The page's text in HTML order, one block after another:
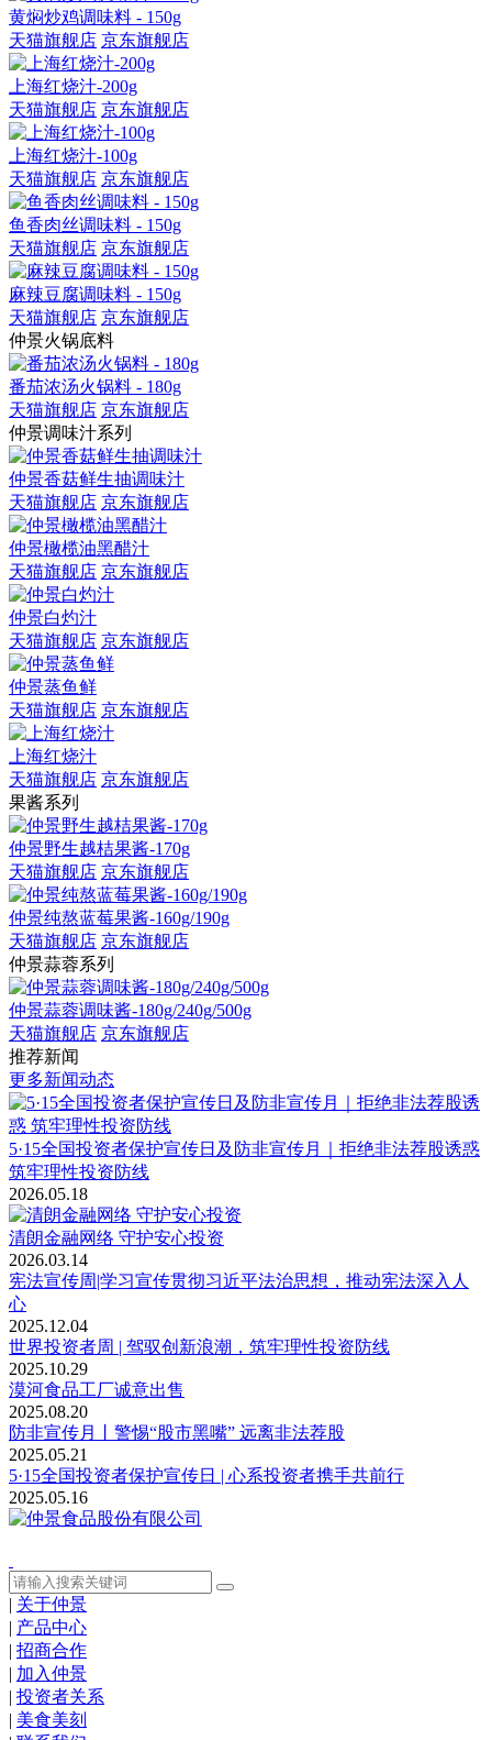
黄焖炒鸡调味料 - 150g
天猫旗舰店 京东旗舰店
上海红烧汁-200g
天猫旗舰店 京东旗舰店
上海红烧汁-100g
天猫旗舰店 京东旗舰店
鱼香肉丝调味料 - 150g
天猫旗舰店 京东旗舰店
麻辣豆腐调味料 - 150g
天猫旗舰店 京东旗舰店
仲景火锅底料
番茄浓汤火锅料 - 180g
天猫旗舰店 京东旗舰店
仲景调味汁系列
仲景香菇鲜生抽调味汁
天猫旗舰店 京东旗舰店
仲景橄榄油黑醋汁
天猫旗舰店 京东旗舰店
仲景白灼汁
天猫旗舰店 京东旗舰店
仲景蒸鱼鲜
天猫旗舰店 京东旗舰店
上海红烧汁
天猫旗舰店 京东旗舰店
果酱系列
仲景野生越桔果酱-170g
天猫旗舰店 京东旗舰店
仲景纯熬蓝莓果酱-160g/190g
天猫旗舰店 京东旗舰店
仲景蒜蓉系列
仲景蒜蓉调味酱-180g/240g/500g
天猫旗舰店 京东旗舰店
推荐新闻
更多新闻动态
5·15全国投资者保护宣传日及防非宣传月｜拒绝非法荐股诱惑
筑牢理性投资防线
2026.05.18
清朗金融网络 守护安心投资
2026.03.14
宪法宣传周|学习宣传贯彻习近平法治思想，推动宪法深入人
心
2025.12.04
世界投资者周 | 驾驭创新浪潮，筑牢理性投资防线
2025.10.29
漠河食品工厂诚意出售
2025.08.20
防非宣传月丨警惕“股市黑嘴” 远离非法荐股
2025.05.21
5·15全国投资者保护宣传日 | 心系投资者携手共前行
2025.05.16
| 关于仲景
| 产品中心
| 招商合作
| 加入仲景
| 投资者关系
| 美食美刻